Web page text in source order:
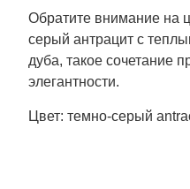
Обратите внимание на
серый антрацит с
дуба, такое сочетание
элегантности.
Цвет: темно-серый